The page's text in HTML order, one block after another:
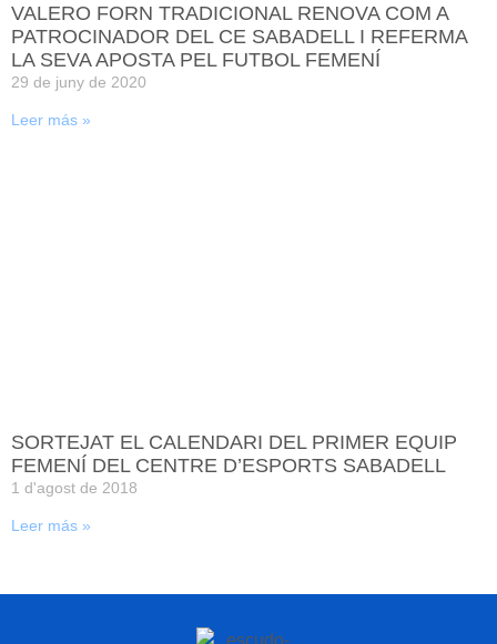
VALERO FORN TRADICIONAL RENOVA COM A
PATROCINADOR DEL CE SABADELL I REFERMA
LA SEVA APOSTA PEL FUTBOL FEMENÍ
29 de juny de 2020
Leer más »
SORTEJAT EL CALENDARI DEL PRIMER EQUIP
FEMENÍ DEL CENTRE D’ESPORTS SABADELL
1 d'agost de 2018
Leer más »